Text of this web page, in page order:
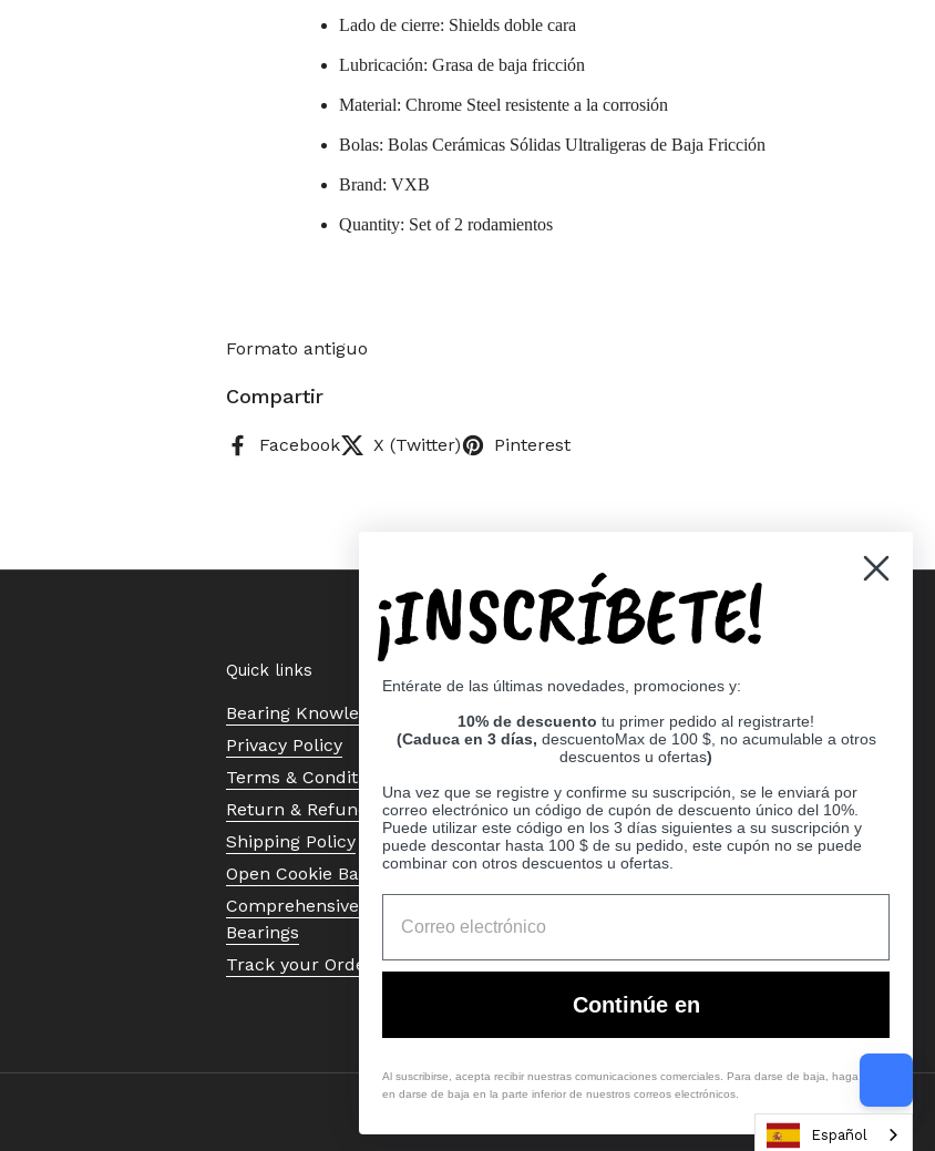
Lado de cierre: Shields doble cara
Lubricación: Grasa de baja fricción
Material: Chrome Steel resistente a la corrosión
Bolas: Bolas Cerámicas Sólidas Ultraligeras de Baja Fricción
Brand: VXB
Quantity: Set of 2 rodamientos
Formato antiguo
Compartir
Facebook X (Twitter) Pinterest
Quick links
Bearing Knowledge Center
Privacy Policy
Terms & Conditions
Return & Refund Policy
Shipping Policy
Open Cookie Banner
Comprehensive Guide to Ball
Bearings
Track your Order
Country/region
(USD $)
Español
¡INSCRÍBETE!
Entérate de las últimas novedades, promociones y:
10% de descuento tu primer pedido al registrarte!
(Caduca en 3 días, descuentoMax de 100 $, no acumulable a otros
descuentos u ofertas)
Una vez que se registre y confirme su suscripción, se le enviará por
correo electrónico un código de cupón de descuento único del 10%.
Puede utilizar este código en los 3 días siguientes a su suscripción y
puede descontar hasta 100 $ de su pedido, este cupón no se puede
combinar con otros descuentos u ofertas.
Continúe en
Al suscribirse, acepta recibir nuestras comunicaciones comerciales. Para darse de baja, haga clic
en darse de baja en la parte inferior de nuestros correos electrónicos.